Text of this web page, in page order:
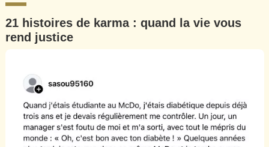
21 histoires de karma : quand la vie vous
rend justice